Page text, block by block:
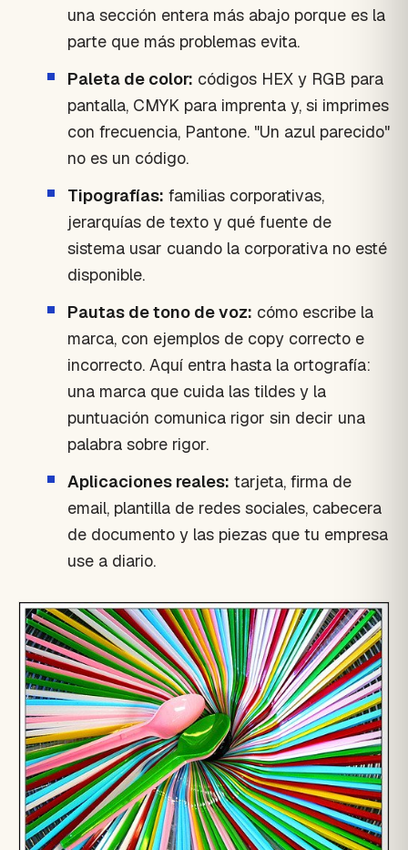
una sección entera más abajo porque es la
parte que más problemas evita.
Paleta de color: códigos HEX y RGB para
pantalla, CMYK para imprenta y, si imprimes
con frecuencia, Pantone. "Un azul parecido"
no es un código.
Tipografías: familias corporativas,
jerarquías de texto y qué fuente de
sistema usar cuando la corporativa no esté
disponible.
Pautas de tono de voz: cómo escribe la
marca, con ejemplos de copy correcto e
incorrecto. Aquí entra hasta la ortografía:
una marca que cuida las tildes y la
puntuación comunica rigor sin decir una
palabra sobre rigor.
Aplicaciones reales: tarjeta, firma de
email, plantilla de redes sociales, cabecera
de documento y las piezas que tu empresa
use a diario.